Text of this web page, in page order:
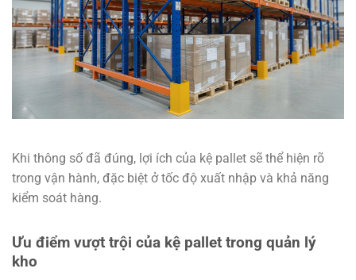
Khi thông số đã đúng, lợi ích của kệ pallet sẽ thể hiện rõ
trong vận hành, đặc biệt ở tốc độ xuất nhập và khả năng
kiểm soát hàng.
Ưu điểm vượt trội của kệ pallet trong quản lý
kho